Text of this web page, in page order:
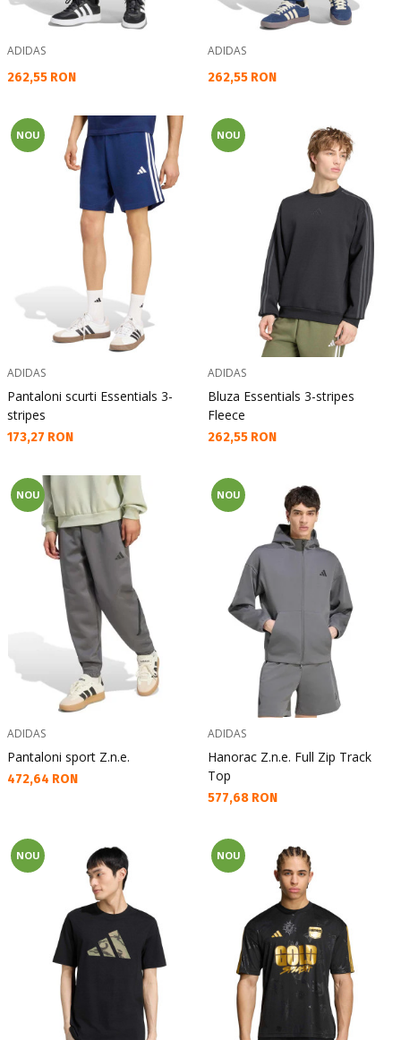
ADIDAS
Текуща цена:
262,55 RON
ADIDAS
Текуща цена:
262,55 RON
NOU
ADIDAS
Pantaloni scurti Essentials 3-
stripes
Текуща цена:
173,27 RON
NOU
ADIDAS
Bluza Essentials 3-stripes
Fleece
Текуща цена:
262,55 RON
NOU
ADIDAS
Pantaloni sport Z.n.e.
Текуща цена:
472,64 RON
NOU
ADIDAS
Hanorac Z.n.e. Full Zip Track
Top
Текуща цена:
577,68 RON
NOU NOU